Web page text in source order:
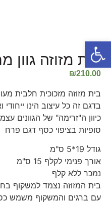
בית מזוזה
₪210.00
בית מזוזה מזכוכית חלבית
בדגם זה כל עיצוב הינו
כיוון ה"זרימה" של הגוונים
סופיות בציפוי כסף דגם פרח
גודל 19*5 ס"מ
אורך פנימי לקלף 15 ס"מ
נמכר ללא קלף
בית המזוזה נצמד למשקוף
עם ברגים והמשקוף משמש
פתח סרגל נגישות